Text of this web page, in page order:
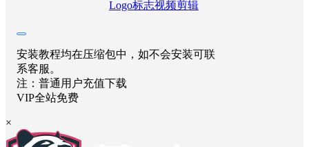
Logo标志视频剪辑
安装教程均在压缩包中，如不会安装可联
系客服。
注：普通用户充值下载
VIP全站免费
×